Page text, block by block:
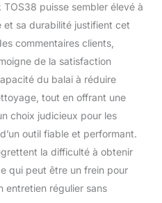
puisse sembler élevé à
et sa durabilité justifient cet
commentaires clients,
de la satisfaction
du balai à réduire
tout en offrant une
choix judicieux pour les
outil fiable et performant.
la difficulté à obtenir
qui peut être un frein pour
entretien régulier sans